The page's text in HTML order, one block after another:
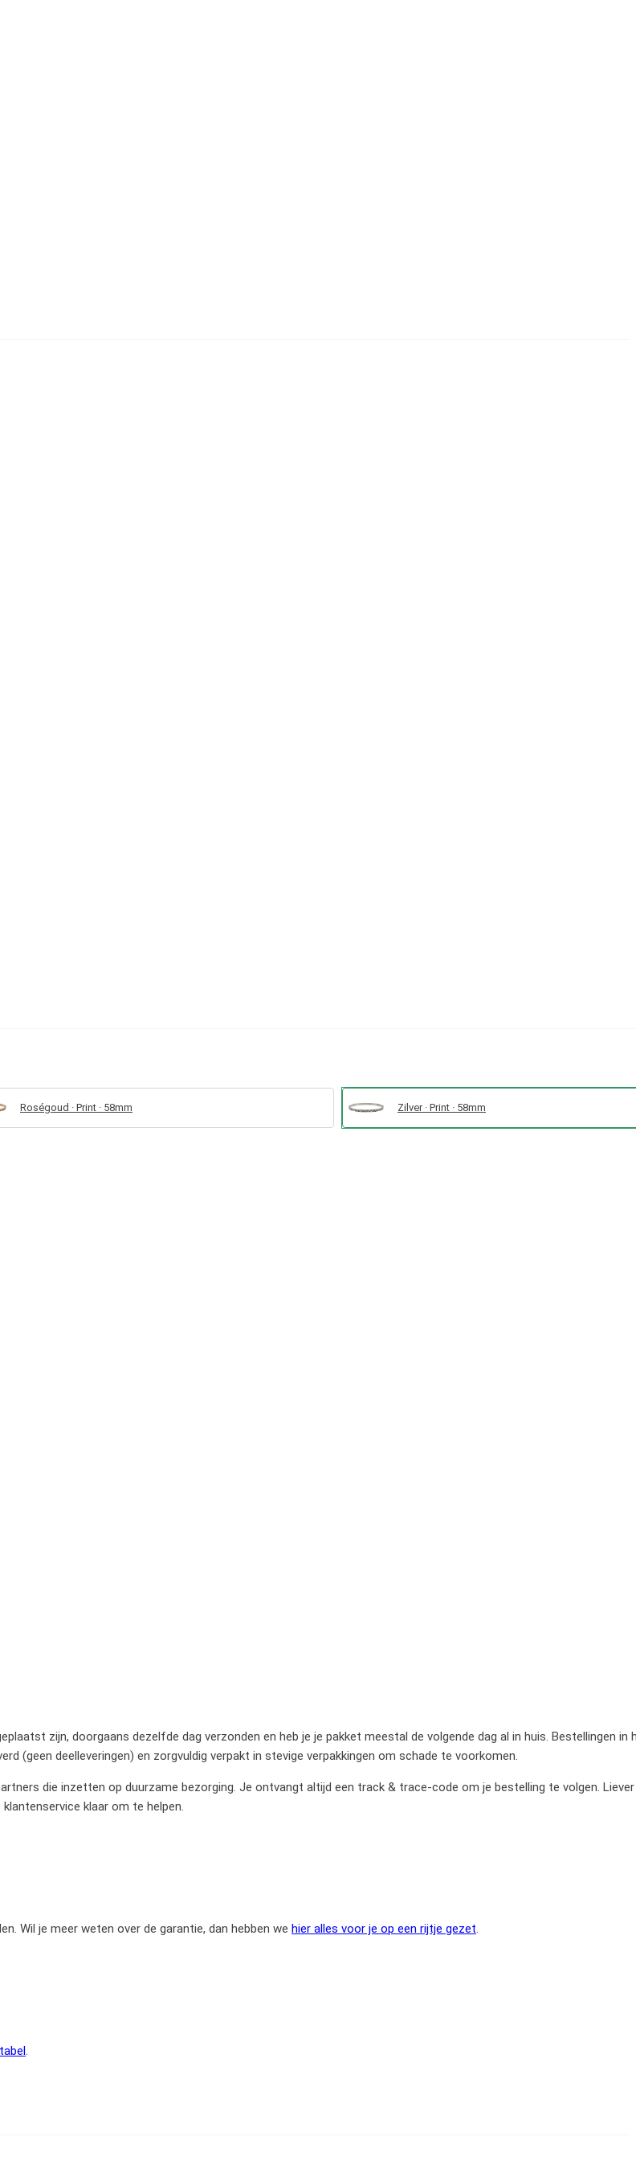
Roségoud · Print · 58mm Zilver · Print · 58mm
zijn, doorgaans dezelfde dag verzonden en heb je je pakket meestal de volgende dag al in huis. Bestellingen in
(geen deelleveringen) en zorgvuldig verpakt in stevige verpakkingen om schade te voorkomen.
die inzetten op duurzame bezorging. Je ontvangt altijd een track & trace-code om je bestelling te volgen.
klaar om te helpen.
Wil je meer weten over de garantie, dan hebben we hier alles voor je op een rijtje gezet.
.